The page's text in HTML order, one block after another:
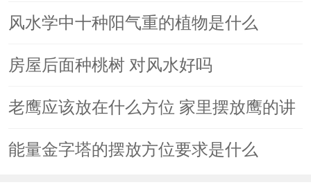
风水学中十种阳气重的植物是什么
房屋后面种桃树 对风水好吗
老鹰应该放在什么方位 家里摆放鹰的讲
究
能量金字塔的摆放方位要求是什么